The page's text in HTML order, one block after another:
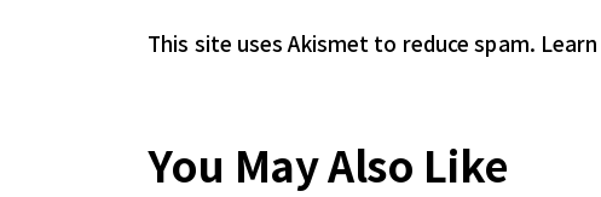
This site uses Akismet to reduce spam.
You May Also Like